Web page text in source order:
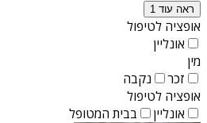
ראה עוד 1
אופציה לטיפול
אונליין
מין
זכר
נקבה
אופציה לטיפול
אונליין
בבית המטופל